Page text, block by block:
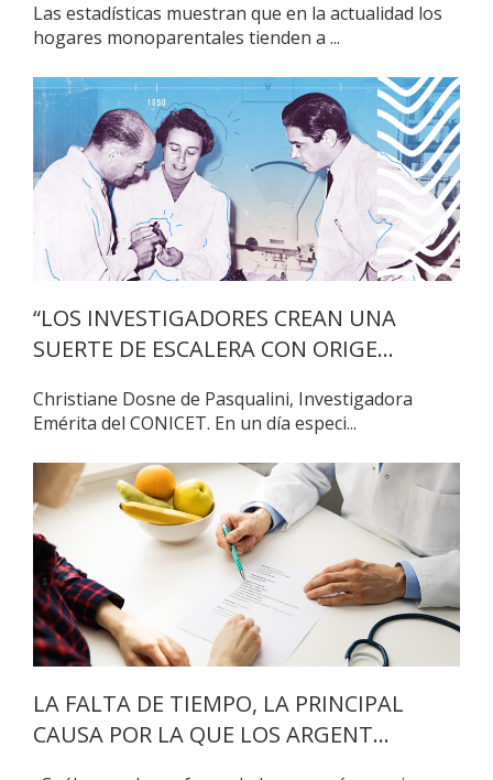
Las estadísticas muestran que en la actualidad los
hogares monoparentales tienden a ...
“LOS INVESTIGADORES CREAN UNA
SUERTE DE ESCALERA CON ORIGE...
Christiane Dosne de Pasqualini, Investigadora
Emérita del CONICET. En un día especi...
LA FALTA DE TIEMPO, LA PRINCIPAL
CAUSA POR LA QUE LOS ARGENT...